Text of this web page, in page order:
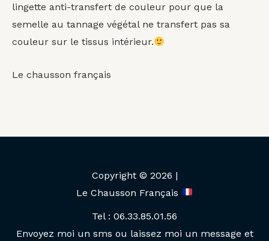
lingette anti-transfert de couleur pour que la
semelle au tannage végétal ne transfert pas sa
couleur sur le tissus intérieur.
Le chausson français
Copyright © 2026 |
Le Chausson Français
Tel : 06.33.85.01.56
Envoyez moi un sms ou laissez moi un message et